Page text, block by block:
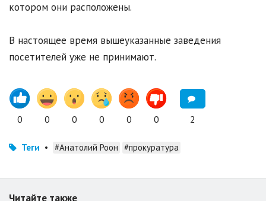
котором они расположены.
В настоящее время вышеуказанные заведения
посетителей уже не принимают.
0 0 0 0 0 0 2
Теги • #Анатолий Роон #прокуратура
Читайте также